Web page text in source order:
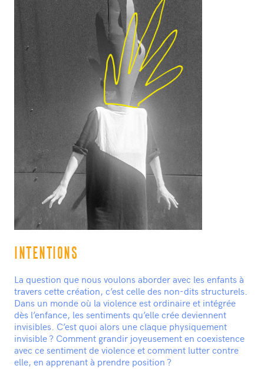
INTENTIONS
La question que nous voulons aborder avec les enfants à
travers cette création, c’est celle des non-dits structurels.
Dans un monde où la violence est ordinaire et intégrée
dès l’enfance, les sentiments qu’elle crée deviennent
invisibles. C’est quoi alors une claque physiquement
invisible ? Comment grandir joyeusement en coexistence
avec ce sentiment de violence et comment lutter contre
elle, en apprenant à prendre position ?